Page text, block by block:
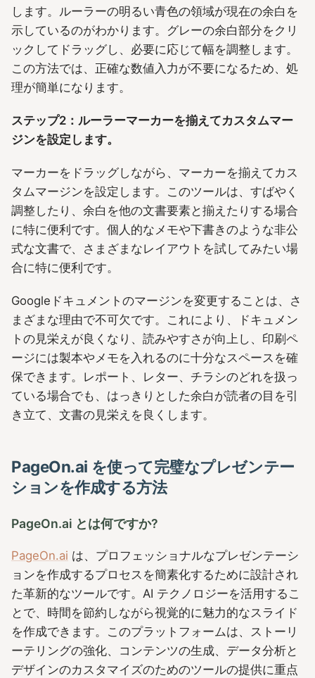
します。ルーラーの明るい青色の領域が現在の余白を
示しているのがわかります。グレーの余白部分をクリ
ックしてドラッグし、必要に応じて幅を調整します。
この方法では、正確な数値入力が不要になるため、処
理が簡単になります。
ステップ2：ルーラーマーカーを揃えてカスタムマー
ジンを設定します。
マーカーをドラッグしながら、マーカーを揃えてカス
タムマージンを設定します。このツールは、すばやく
調整したり、余白を他の文書要素と揃えたりする場合
に特に便利です。個人的なメモや下書きのような非公
式な文書で、さまざまなレイアウトを試してみたい場
合に特に便利です。
Googleドキュメントのマージンを変更することは、さ
まざまな理由で不可欠です。これにより、ドキュメン
トの見栄えが良くなり、読みやすさが向上し、印刷ペ
ージには製本やメモを入れるのに十分なスペースを確
保できます。レポート、レター、チラシのどれを扱っ
ている場合でも、はっきりとした余白が読者の目を引
き立て、文書の見栄えを良くします。
PageOn.ai を使って完璧なプレゼンテー
ションを作成する方法
PageOn.ai とは何ですか?
PageOn.ai は、プロフェッショナルなプレゼンテーシ
ョンを作成するプロセスを簡素化するために設計され
た革新的なツールです。AI テクノロジーを活用するこ
とで、時間を節約しながら視覚的に魅力的なスライド
を作成できます。このプラットフォームは、ストーリ
ーテリングの強化、コンテンツの生成、データ分析と
デザインのカスタマイズのためのツールの提供に重点